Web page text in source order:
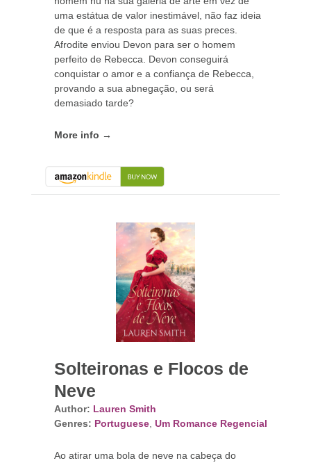
uma estátua de valor inestimável, não faz ideia
de que é a resposta para as suas preces.
Afrodite enviou Devon para ser o homem
perfeito de Rebecca. Devon conseguirá
conquistar o amor e a confiança de Rebecca,
provando a sua abnegação, ou será
demasiado tarde?
More info →
Solteironas e Flocos de
Neve
Author: Lauren Smith
Genres: Portuguese, Um Romance Regencial
Ao atirar uma bola de neve na cabeça do